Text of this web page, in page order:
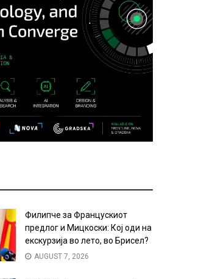
Филипче за Францускиот
предлог и Мицкоски: Кој оди на
екскурзија во лето, во Брисел?
AUGUST 7, 2026